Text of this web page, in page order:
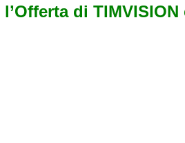
l’Offerta di